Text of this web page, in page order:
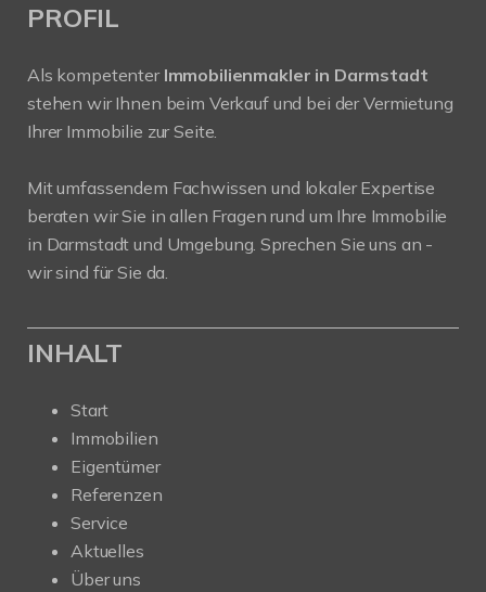
PROFIL
Als kompetenter Immobilienmakler in Darmstadt
stehen wir Ihnen beim Verkauf und bei der Vermietung
Ihrer Immobilie zur Seite.
Mit umfassendem Fachwissen und lokaler Expertise
beraten wir Sie in allen Fragen rund um Ihre Immobilie
in Darmstadt und Umgebung. Sprechen Sie uns an -
wir sind für Sie da.
INHALT
Start
Immobilien
Eigentümer
Referenzen
Service
Aktuelles
Über uns